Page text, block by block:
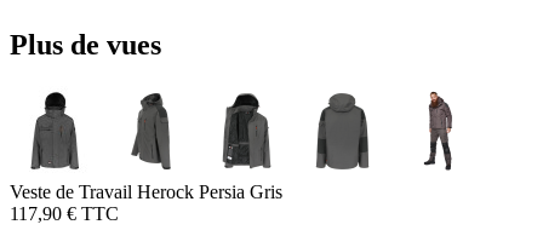
Plus de vues
Veste de Travail Herock Persia Gris
117,90 € TTC